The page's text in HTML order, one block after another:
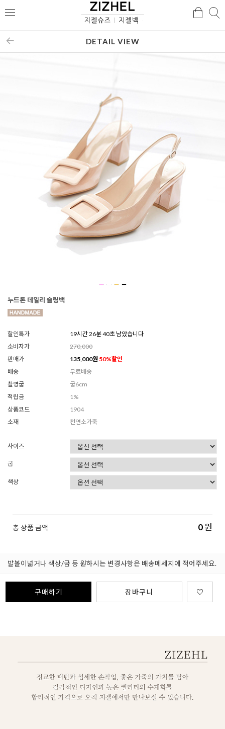
메
검
DETAIL VIEW
누드톤 데일리 슬링백
할인특가
19시간 26분 38초 남았습니다
소비자가
270,000
판매가
135,000원 50%할인
배송
무료배송
촬영굽
굽6cm
적립금
1%
상품코드
1904
소재
천연소가죽
사이즈
굽
색상
총 상품 금액 0원
발볼이넓거나 색상/굽 등 원하시는 변경사항은 배송메세지에 적어주세요.
구매하기 장바구니 ♡